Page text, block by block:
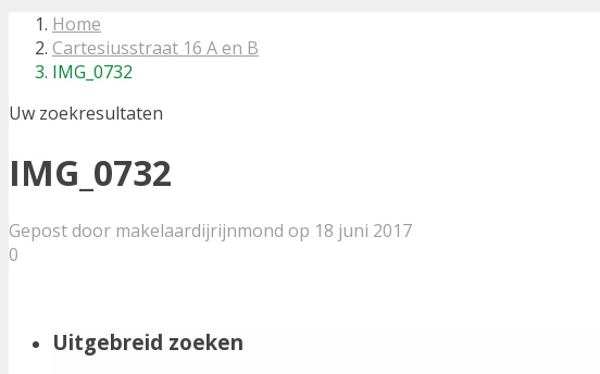
Home
Cartesiusstraat 16 A en B
IMG_0732
Uw zoekresultaten
IMG_0732
Gepost door makelaardijrijnmond op 18 juni 2017
0
Uitgebreid zoeken